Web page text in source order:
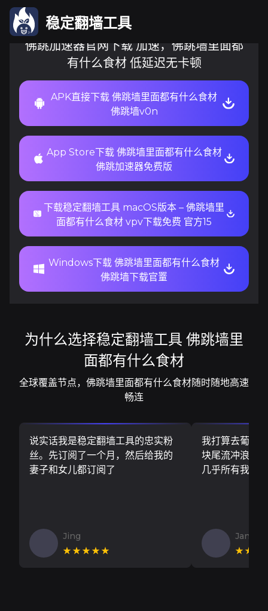
稳定翻墙工具
佛跳加速器官网下载 加速，佛跳墙里面都
有什么食材 低延迟无卡顿
APK直接下载 佛跳墙里面都有什么食材
佛跳墙v0n
App Store下载 佛跳墙里面都有什么食材
佛跳加速器免费版
下载稳定翻墙工具 macOS版本 – 佛跳墙里
面都有什么食材 vpv下载免费 官方15
Windows下载 佛跳墙里面都有什么食材
佛跳墙下载官罿
为什么选择稳定翻墙工具 佛跳墙里
面都有什么食材
全球覆盖节点，佛跳墙里面都有什么食材随时随地高速
畅连
说实话我是稳定翻墙工具的忠实粉
丝。先订阅了一个月，然后给我的
妻子和女儿都订阅了
Jing
★★★★★
我打算去葡萄
块尾流冲浪板
几乎所有我需
Jan V